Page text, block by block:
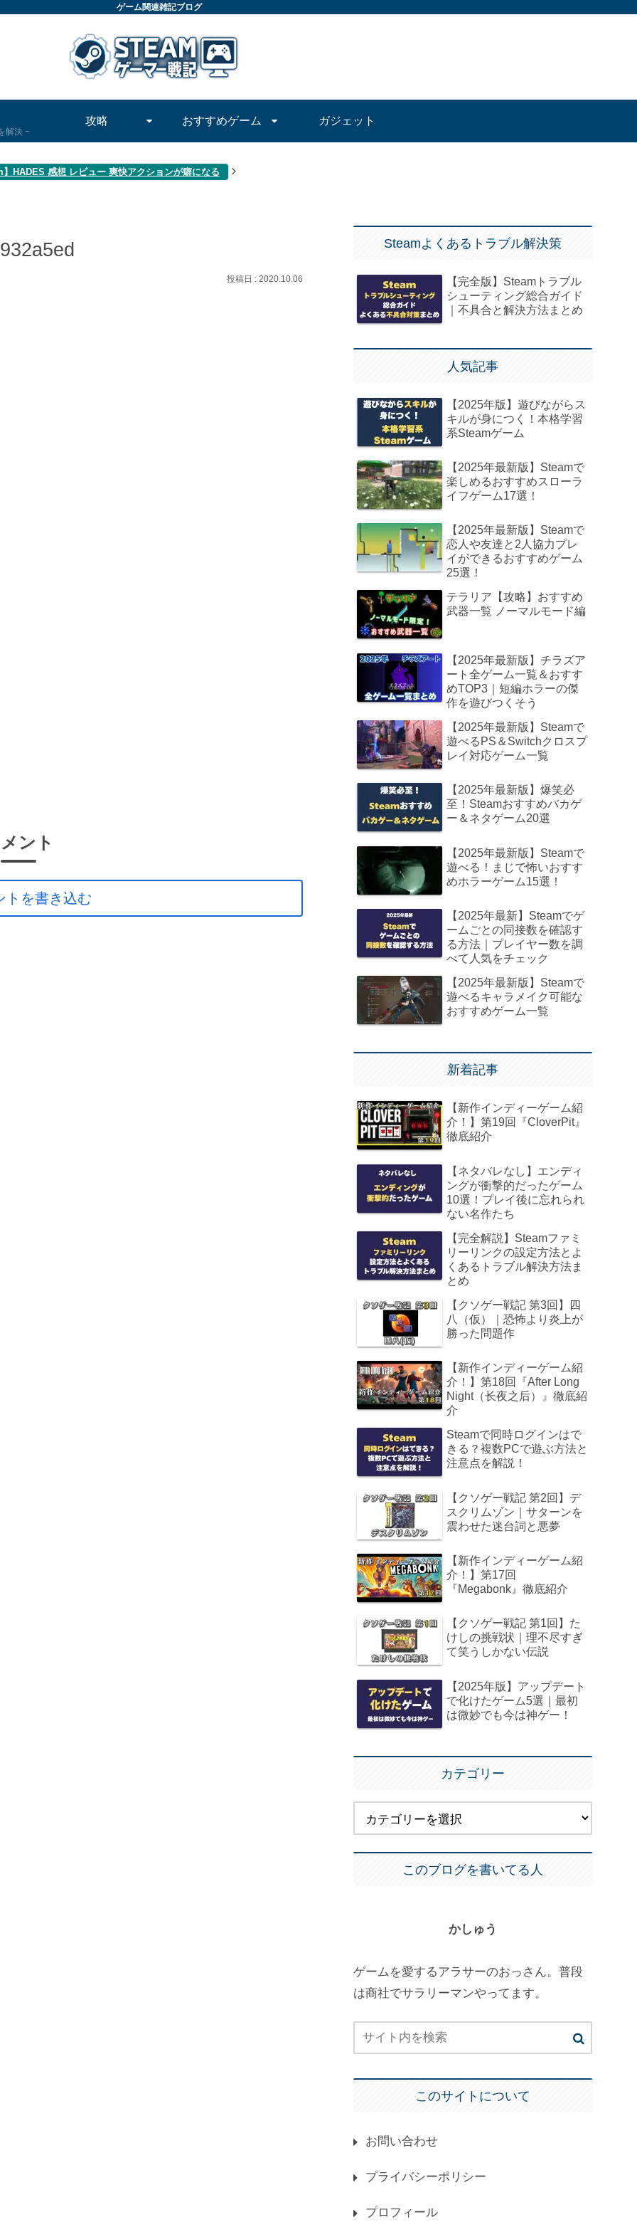
ゲーム関連雑記ブログ
解決
攻略 おすすめゲーム ガジェット
】HADES 感想 レビュー 爽快アクションが癖になる
2020.10.06
ント
トを書き込む
Steamよくあるトラブル解決策
【完全版】Steamトラブル
シューティング総合ガイド
｜不具合と解決方法まとめ
人気記事
【2025年版】遊びながらス
キルが身につく！本格学習
系Steamゲーム
【2025年最新版】Steamで
楽しめるおすすめスローラ
イフゲーム17選！
【2025年最新版】Steamで
恋人や友達と2人協力プレ
イができるおすすめゲーム
25選！
テラリア【攻略】おすすめ
武器一覧 ノーマルモード編
【2025年最新版】チラズア
ート全ゲーム一覧＆おすす
めTOP3｜短編ホラーの傑
作を遊びつくそう
【2025年最新版】Steamで
遊べるPS＆Switchクロスプ
レイ対応ゲーム一覧
【2025年最新版】爆笑必
至！Steamおすすめバカゲ
ー＆ネタゲーム20選
【2025年最新版】Steamで
遊べる！まじで怖いおすす
めホラーゲーム15選！
【2025年最新】Steamでゲ
ームごとの同接数を確認す
る方法｜プレイヤー数を調
べて人気をチェック
【2025年最新版】Steamで
遊べるキャラメイク可能な
おすすめゲーム一覧
新着記事
【新作インディーゲーム紹
介！】第19回『CloverPit』
徹底紹介
【ネタバレなし】エンディ
ングが衝撃的だったゲーム
10選！プレイ後に忘れられ
ない名作たち
【完全解説】Steamファミ
リーリンクの設定方法とよ
くあるトラブル解決方法ま
とめ
【クソゲー戦記 第3回】四
八（仮）｜恐怖より炎上が
勝った問題作
【新作インディーゲーム紹
介！】第18回『After Long
Night（长夜之后）』徹底紹
介
Steamで同時ログインはで
きる？複数PCで遊ぶ方法と
注意点を解説！
【クソゲー戦記 第2回】デ
スクリムゾン｜サターンを
震わせた迷台詞と悪夢
【新作インディーゲーム紹
介！】第17回
『Megabonk』徹底紹介
【クソゲー戦記 第1回】た
けしの挑戦状｜理不尽すぎ
て笑うしかない伝説
【2025年版】アップデート
で化けたゲーム5選｜最初
は微妙でも今は神ゲー！
カテゴリー
このブログを書いてる人
かしゅう
ゲームを愛するアラサーのおっさん。普段
は商社でサラリーマンやってます。
このサイトについて
お問い合わせ
プライバシーポリシー
プロフィール